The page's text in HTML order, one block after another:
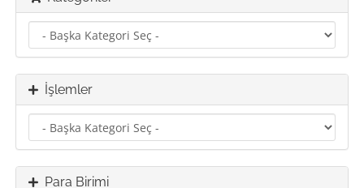
İşlemler
Para Birimi